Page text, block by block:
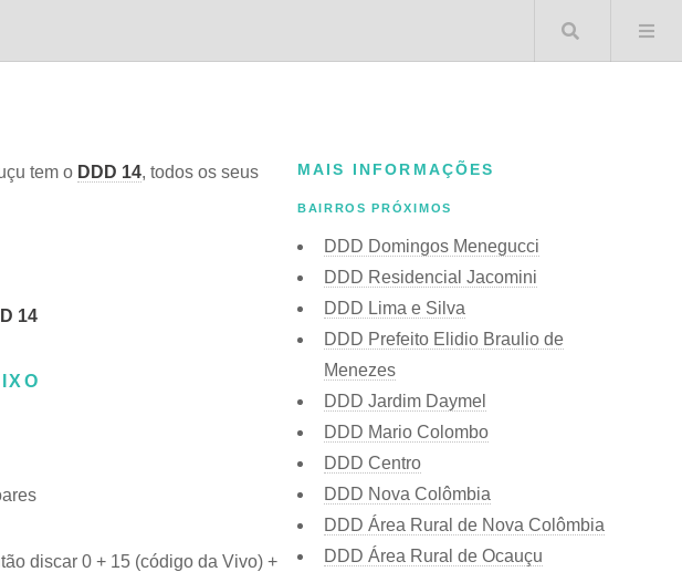
Buscar
tem o DDD 14, todos os seus
14
discar 0 + 15 (código da Vivo) +
MAIS INFORMAÇÕES
BAIRROS PRÓXIMOS
DDD Domingos Menegucci
DDD Residencial Jacomini
DDD Lima e Silva
DDD Prefeito Elidio Braulio de
Menezes
DDD Jardim Daymel
DDD Mario Colombo
DDD Centro
DDD Nova Colômbia
DDD Área Rural de Nova Colômbia
DDD Área Rural de Ocauçu